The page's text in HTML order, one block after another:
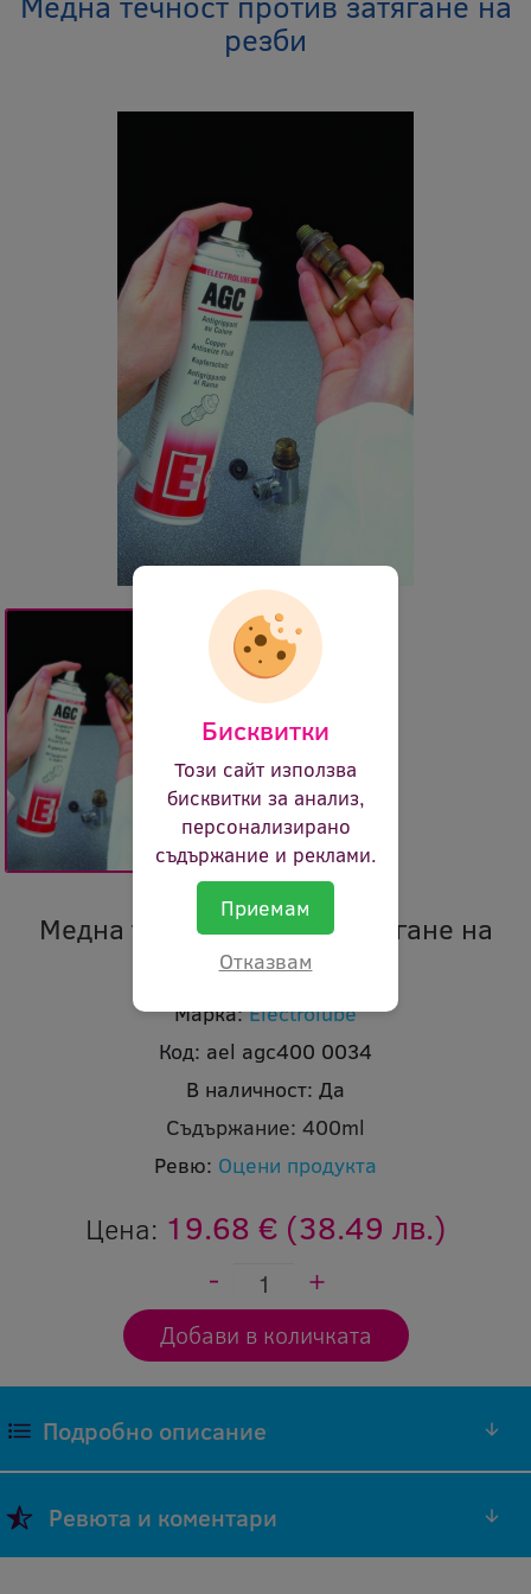
резби
Медна течност против затягане на
резби, аерозол
Марка: Electrolube
Код: ael agc400 0034
В наличност: Да
Съдържание: 400ml
Ревю: Оцени продукта
Цена: 19.68 € (38.49 лв.)
Подробно описание
аерозол
Ревюта и коментари
Бисквитки
Този сайт използва
бисквитки за анализ,
персонализирано
съдържание и реклами.
Приемам
Отказвам